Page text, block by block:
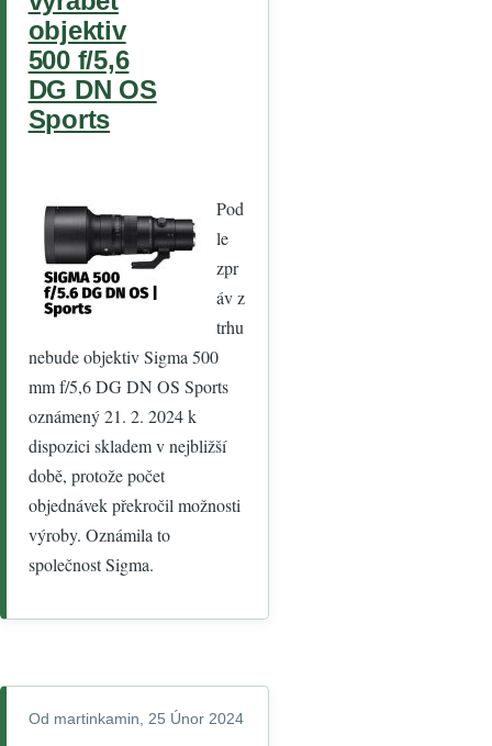
objektiv
500 f/5,6
DG DN OS
Sports
Pod
le
zpr
áv z
trhu
nebude objektiv Sigma 500
mm f/5,6 DG DN OS Sports
oznámený 21. 2. 2024 k
dispozici skladem v nejbližší
době, protože počet
objednávek překročil možnosti
výroby. Oznámila to
společnost Sigma.
Od martinkamin , 25 Únor 2024